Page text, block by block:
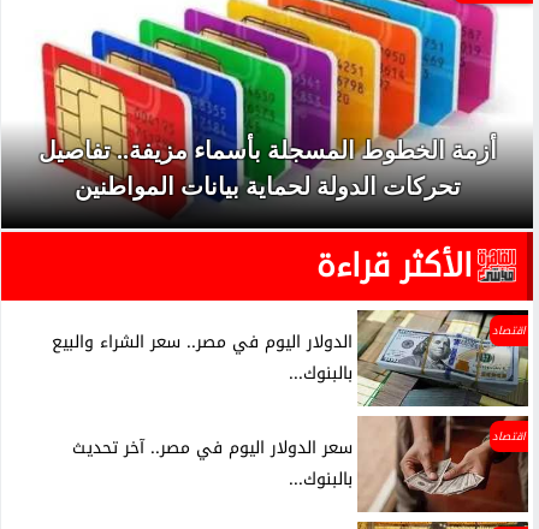
أزمة الخطوط المسجلة بأسماء مزيفة.. تفاصيل
تحركات الدولة لحماية بيانات المواطنين
الأكثر قراءة
اقتصاد
الدولار اليوم في مصر.. سعر الشراء والبيع
بالبنوك...
اقتصاد
سعر الدولار اليوم في مصر.. آخر تحديث
بالبنوك...